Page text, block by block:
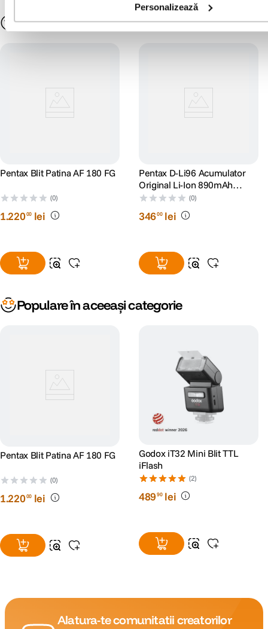
Personalizează
S-ar putea să-ți placă și
Pentax Blit Patina AF 180 FG
(0)
1.22000 lei
Pentax D-Li96 Acumulator
Original Li-Ion 890mAh
pentru Pentax WG-1000
(0)
34600 lei
Populare în aceeași categorie
Pentax Blit Patina AF 180 FG
(0)
1.22000 lei
Godox iT32 Mini Blit TTL
iFlash
(2)
48990 lei
Alatura-te comunitatii creatorilor